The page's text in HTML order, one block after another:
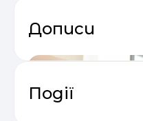
Дописи
Події